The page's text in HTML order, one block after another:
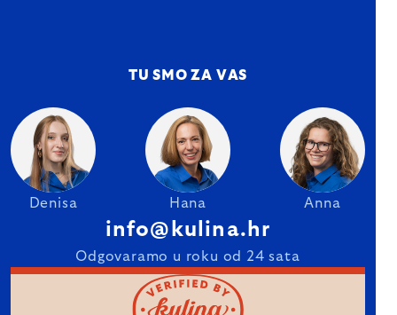
TU SMO ZA VAS
Denisa Hana Anna
info@kulina.hr
Odgovaramo u roku od 24 sata